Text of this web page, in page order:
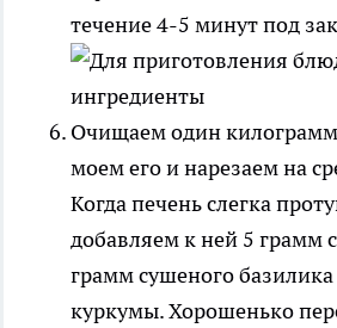
течение 4-5 минут под
Очищаем один
моем его и нарезаем на
Когда печень слегка
добавляем к ней 5 грамм
грамм сушеного
куркумы. Хорошенько